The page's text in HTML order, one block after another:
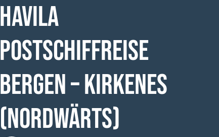
HAVILA
Postschiffreise
Bergen – Kirkenes
(nordwärts)